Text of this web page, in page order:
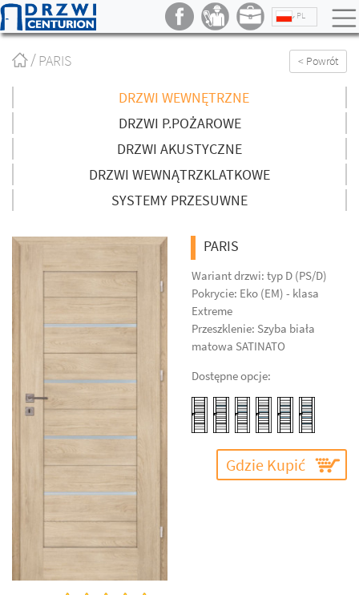
PL
StronaPARIS < Powrót
DRZWI WEWNĘTRZNE
DRZWI P.POŻAROWE
DRZWI AKUSTYCZNE
DRZWI WEWNĄTRZKLATKOWE
SYSTEMY PRZESUWNE
PARIS
Wariant drzwi: typ D (PS/D)
Pokrycie: Eko (EM) - klasa
Extreme
Przeszklenie: Szyba biała
matowa SATINATO
Dostępne opcje:
Gdzie Kupić